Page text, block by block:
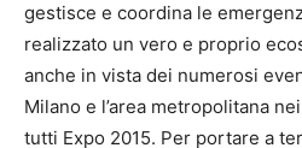
gestisce e coordina le
realizzato un vero e proprio
anche in vista dei numerosi
Milano e l’area metropolitana
tutti Expo 2015. Per portare a